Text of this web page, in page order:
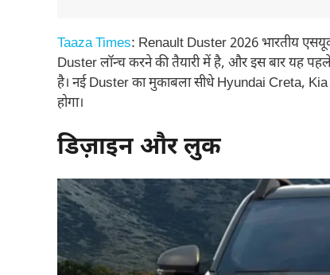
Taaza Times: Renault Duster 2026 भारतीय
Duster लॉन्च करने की तैयारी में है, और इस बार यह
है। नई Duster का मुकाबला सीधे Hyundai Creta,
होगा।
डिज़ाइन और लुक